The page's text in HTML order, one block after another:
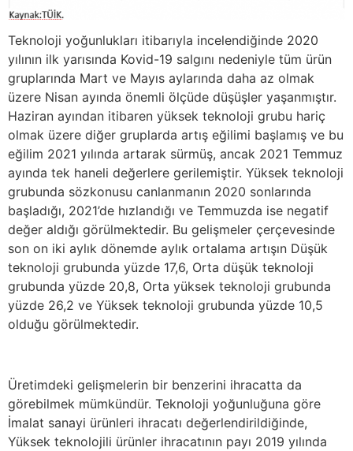
Teknoloji yoğunlukları itibarıyla incelendiğinde 2020
yılının ilk yarısında Kovid-19 salgını nedeniyle tüm ürün
gruplarında Mart ve Mayıs aylarında daha az olmak
üzere Nisan ayında önemli ölçüde düşüşler yaşanmıştır.
Haziran ayından itibaren yüksek teknoloji grubu hariç
olmak üzere diğer gruplarda artış eğilimi başlamış ve bu
eğilim 2021 yılında artarak sürmüş, ancak 2021 Temmuz
ayında tek haneli değerlere gerilemiştir. Yüksek teknoloji
grubunda sözkonusu canlanmanın 2020 sonlarında
başladığı, 2021’de hızlandığı ve Temmuzda ise negatif
değer aldığı görülmektedir. Bu gelişmeler çerçevesinde
son on iki aylık dönemde aylık ortalama artışın Düşük
teknoloji grubunda yüzde 17,6, Orta düşük teknoloji
grubunda yüzde 20,8, Orta yüksek teknoloji grubunda
yüzde 26,2 ve Yüksek teknoloji grubunda yüzde 10,5
olduğu görülmektedir.
Üretimdeki gelişmelerin bir benzerini ihracatta da
görebilmek mümkündür. Teknoloji yoğunluğuna göre
İmalat sanayi ürünleri ihracatı değerlendirildiğinde,
Yüksek teknolojili ürünler ihracatının payı 2019 yılında